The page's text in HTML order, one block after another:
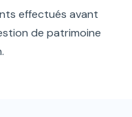
effectués avant
de patrimoine